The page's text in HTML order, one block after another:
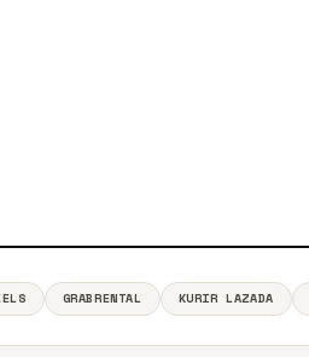
GRABRENTAL KURIR LAZADA